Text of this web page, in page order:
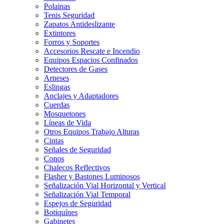
Polainas
Tenis Seguridad
Zapatos Antideslizante
Extintores
Forros y Soportes
Accesorios Rescate e Incendio
Equipos Espacios Confinados
Detectores de Gases
Arneses
Eslingas
Anclajes y Adaptadores
Cuerdas
Mosquetones
Líneas de Vida
Otros Equipos Trabajo Alturas
Cintas
Señales de Seguridad
Conos
Chalecos Reflectivos
Flasher y Bastones Luminosos
Señalización Vial Horizontal y Vertical
Señalización Vial Temporal
Espejos de Seguridad
Botiquínes
Gabinetes